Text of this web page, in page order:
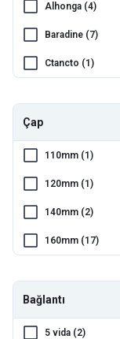
Alhonga (4)
Baradine (7)
Ctancto (1)
EZmtb (23)
Fonte (1)
Impact (14)
Magura (3)
Çap
110mm (1)
120mm (1)
140mm (2)
160mm (17)
203mm (8)
Bağlantı
5 vida (2)